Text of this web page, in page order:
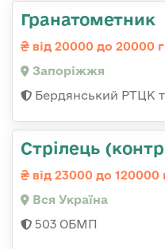
Гранатометник
від 20000 до 20000
Запоріжжя
Бердянський РТЦК
Стрілець
від 23000 до 120000
Вся Україна
503 ОБМП